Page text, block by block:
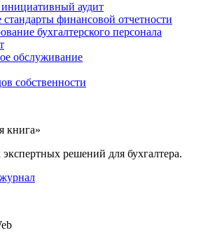
аудит
финансовой отчетности
бухгалтерского персонала
обслуживание
собственности
книга»
решений для бухгалтера.